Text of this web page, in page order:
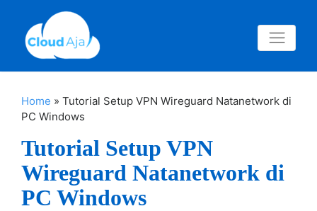
Home » Tutorial Setup VPN Wireguard Natanetwork di
PC Windows
Tutorial Setup VPN
Wireguard Natanetwork di
PC Windows